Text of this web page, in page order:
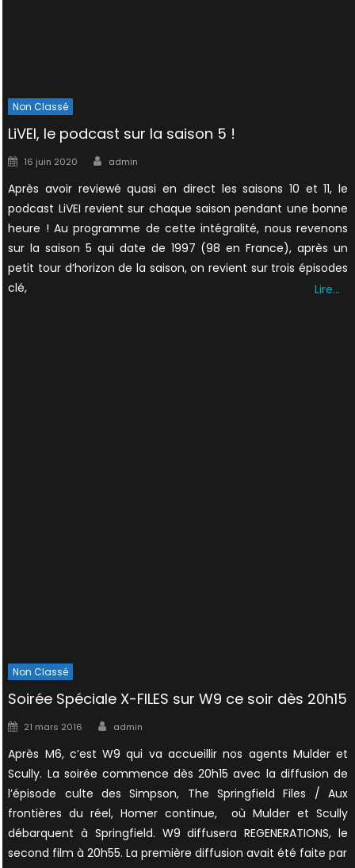
Non Classé
LiVEI, le podcast sur la saison 5 !
Posted
16 juin 2020 Author
admin
Après avoir reviewé quasi en direct les saisons 10 et 11, le
podcast LiVEI revient sur chaque saison pendant une bonne
heure ! Au programme de cette intégralité, nous revenons
sur la saison 5 qui date de 1997 (98 en France), après un
petit tour d’horizon de la saison, on revient sur trois épisodes
clé,
Lire…
Non Classé
Soirée Spéciale X-FILES sur W9 ce soir dès 20h15
Posted
21 mars 2016 Author
admin
Après M6, c’est W9 qui va accueillir nos agents Mulder et
Scully. La soirée commence dès 20h15 avec la diffusion de
l’épisode culte des Simpson, The Springfield Files / Aux
frontières du réel, Homer continue, où Mulder et Scully
débarquent à Springfield. W9 diffusera REGENERATIONS, le
second film à 20h55. La première diffusion avait été faite par